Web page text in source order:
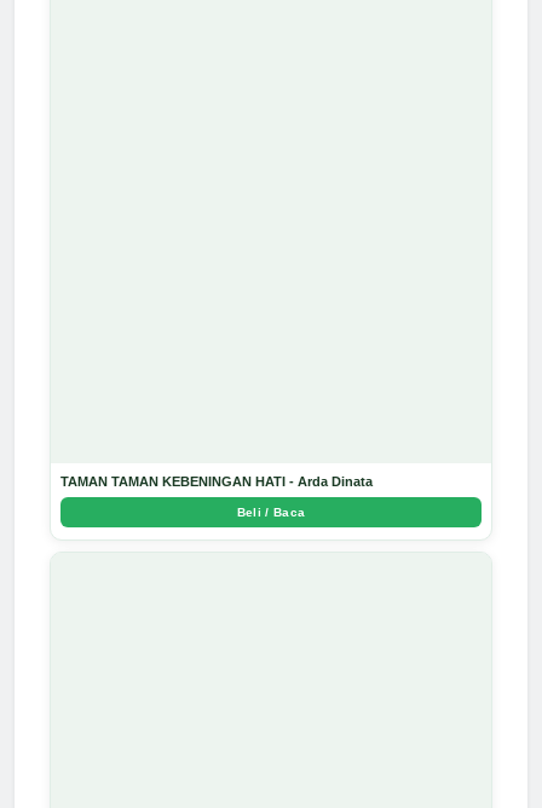
TAMAN TAMAN KEBENINGAN HATI - Arda Dinata
Beli / Baca